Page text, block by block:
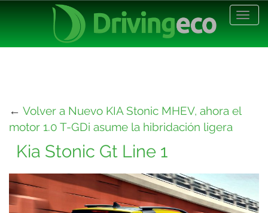
← Volver a Nuevo KIA Stonic MHEV, ahora el
motor 1.0 T-GDi asume la hibridación ligera
Kia Stonic Gt Line 1